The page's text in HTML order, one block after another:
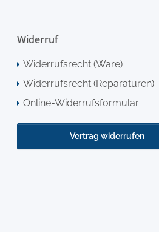
Widerruf
Widerrufsrecht (Ware)
Widerrufsrecht (Reparaturen)
Online-Widerrufsformular
Vertrag widerrufen